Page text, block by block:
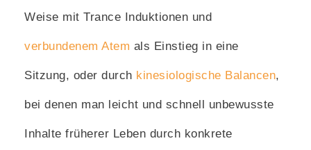
Weise mit Trance Induktionen und
verbundenem Atem als Einstieg in eine
Sitzung, oder durch kinesiologische Balancen,
bei denen man leicht und schnell unbewusste
Inhalte früherer Leben durch konkrete